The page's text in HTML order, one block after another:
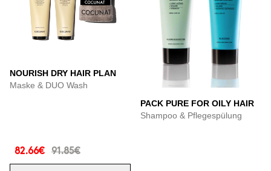
NOURISH DRY HAIR PLAN
Maske & DUO Wash
82.66€ 91.85€
PACK PURE FOR OILY HAIR
Shampoo & Pflegespülung